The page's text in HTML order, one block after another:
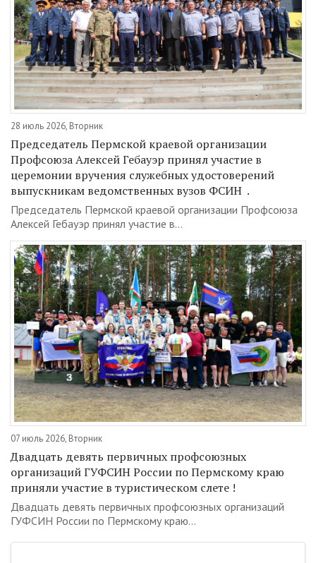
28 июль 2026, Вторник
Председатель Пермской краевой организации
Профсоюза Алексей Гебауэр принял участие в
церемонии вручения служебных удостоверений
выпускникам ведомственных вузов ФСИН .
Председатель Пермской краевой организации Профсоюза
Алексей Гебауэр принял участие в...
07 июль 2026, Вторник
Двадцать девять первичных профсоюзных
организаций ГУФСИН России по Пермскому краю
приняли участие в туристическом слете !
Двадцать девять первичных профсоюзных организаций
ГУФСИН России по Пермскому краю...